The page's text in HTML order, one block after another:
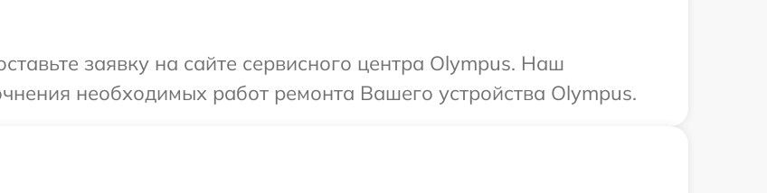
заявку на сайте сервисного центра Olympus. Наш
необходимых работ ремонта Вашего устройства Olympus.